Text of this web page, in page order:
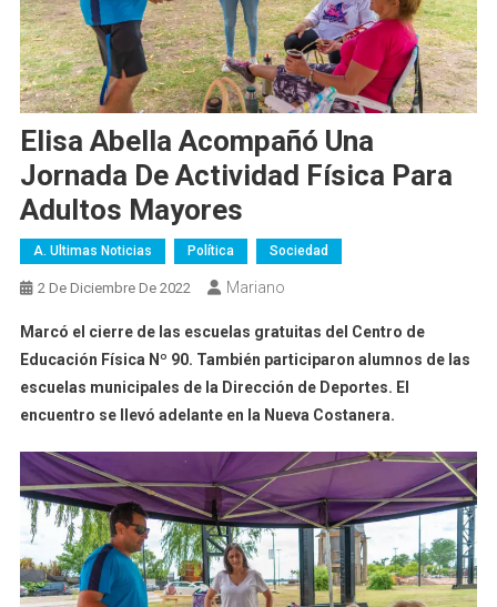
Elisa Abella Acompañó Una
Jornada De Actividad Física Para
Adultos Mayores
A. Ultimas Noticias Política Sociedad
2 De Diciembre De 2022 Mariano
Marcó el cierre de las escuelas gratuitas del Centro de
Educación Física Nº 90. También participaron alumnos de las
escuelas municipales de la Dirección de Deportes. El
encuentro se llevó adelante en la Nueva Costanera.